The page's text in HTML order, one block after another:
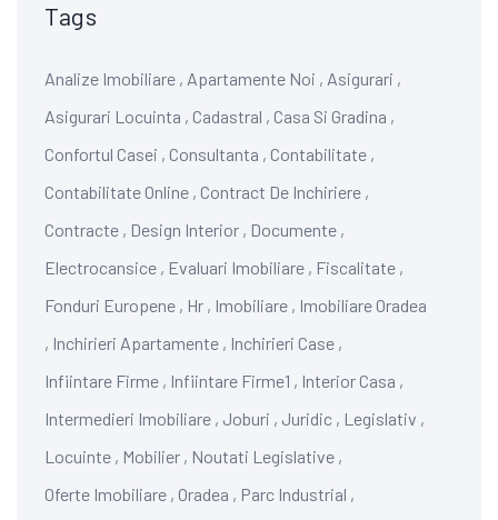
Tags
Analize Imobiliare , Apartamente Noi , Asigurari ,
Asigurari Locuinta , Cadastral , Casa Si Gradina ,
Confortul Casei , Consultanta , Contabilitate ,
Contabilitate Online , Contract De Inchiriere ,
Contracte , Design Interior , Documente ,
Electrocansice , Evaluari Imobiliare , Fiscalitate ,
Fonduri Europene , Hr , Imobiliare , Imobiliare Oradea
, Inchirieri Apartamente , Inchirieri Case ,
Infiintare Firme , Infiintare Firme1 , Interior Casa ,
Intermedieri Imobiliare , Joburi , Juridic , Legislativ ,
Locuinte , Mobilier , Noutati Legislative ,
Oferte Imobiliare , Oradea , Parc Industrial ,